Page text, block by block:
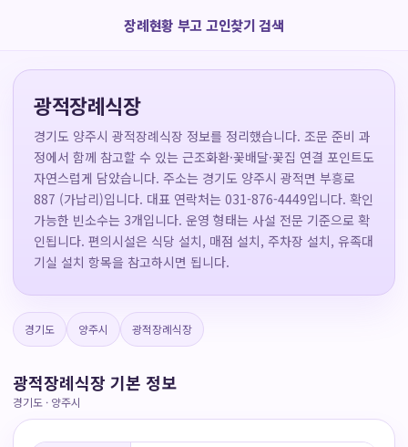
장례현황 부고 고인찾기 검색
광적장례식장
경기도 양주시 광적장례식장 정보를 정리했습니다. 조문 준비 과
정에서 함께 참고할 수 있는 근조화환·꽃배달·꽃집 연결 포인트도
자연스럽게 담았습니다. 주소는 경기도 양주시 광적면 부흥로
887 (가납리)입니다. 대표 연락처는 031-876-4449입니다. 확인
가능한 빈소수는 3개입니다. 운영 형태는 사설 전문 기준으로 확
인됩니다. 편의시설은 식당 설치, 매점 설치, 주차장 설치, 유족대
기실 설치 항목을 참고하시면 됩니다.
경기도 양주시 광적장례식장
광적장례식장 기본 정보
경기도 · 양주시